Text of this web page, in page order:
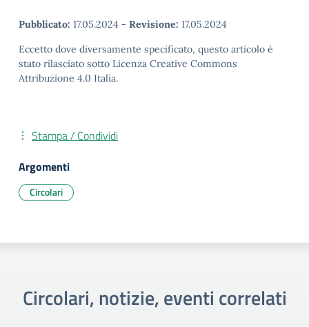
Pubblicato: 17.05.2024 - Revisione: 17.05.2024
Eccetto dove diversamente specificato, questo articolo è
stato rilasciato sotto Licenza Creative Commons
Attribuzione 4.0 Italia.
Stampa / Condividi
Argomenti
Circolari
Circolari, notizie, eventi correlati